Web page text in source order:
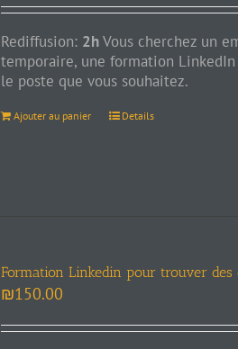
Rediffusion: 2hVous cherchez un
temporaire, une formation
le poste que vous souhaitez.
Ajouter au panier Details
Formation Linkedin pour trouver des
₪150.00